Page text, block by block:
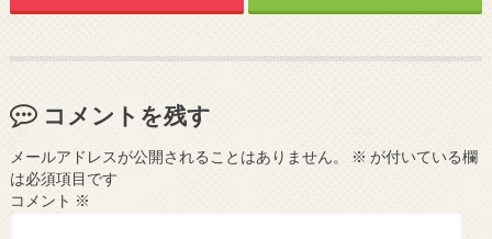
コメントを残す
メールアドレスが公開されることはありません。 ※ が付いている欄
は必須項目です
コメント ※